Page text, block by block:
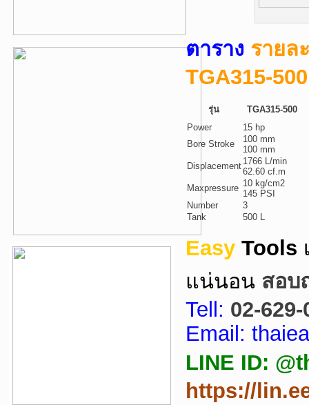
ตาราง รายล
TGA315-500
รุ่น
TGA315-500
Power
15 hp
Bore Stroke
100 mm
100 mm
Displacement 1766 L/min
62.60 cf.m
Maxpressure 10 kg/cm2
145 PSI
Number
3
Tank
500 L
Easy Tools
แน่นอน สอบ
Tell: 02-629-
Email:
LINE ID:
https://